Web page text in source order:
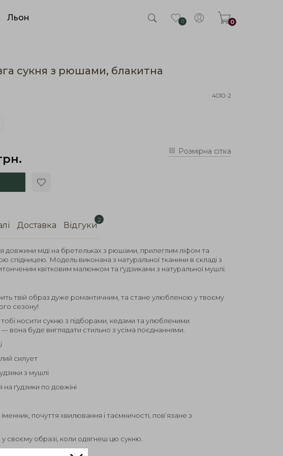
Льон 0 0
сукня з рюшами, блакитна
4010-2
Розмірна сітка
Доставка Відгуки
2
довжини міді на бретельках з рюшами, прилеглим ліфом та
спідницею. Модель виконана з натуральної тканини в складі з
квітковим малюнком та ґудзиками з натуральної мушлі.
твій образ дуже романтичним, та стане улюбленою у твоєму
сезону!
носити сукню з підборами, кедами та улюбленими
вона буде виглядати стильно з усіма поєднаннями.
силует
з мушлі
на ґудзики по довжіні
почуття хвилювання і таємничості, пов’язане з
у своєму образі, коли одягнеш цю сукню.